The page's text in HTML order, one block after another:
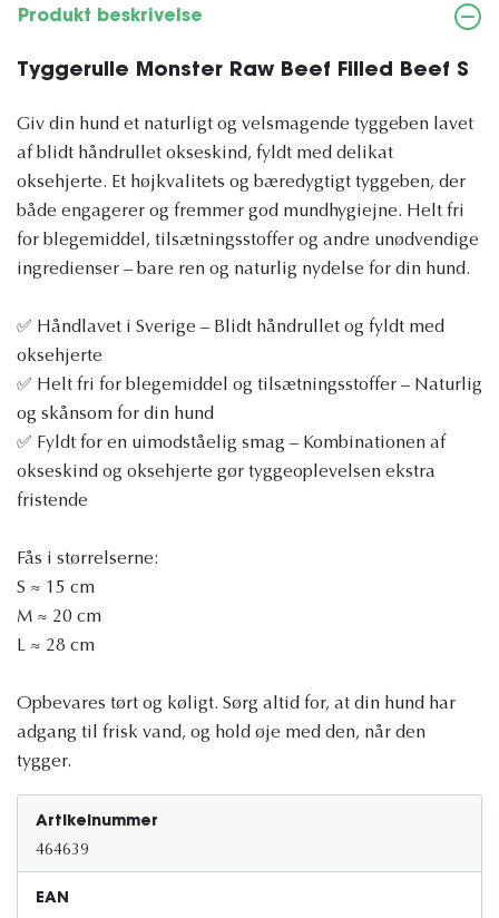
Produkt beskrivelse
Tyggerulle Monster Raw Beef Filled Beef S
Giv din hund et naturligt og velsmagende tyggeben lavet
af blidt håndrullet okseskind, fyldt med delikat
oksehjerte. Et højkvalitets og bæredygtigt tyggeben, der
både engagerer og fremmer god mundhygiejne. Helt fri
for blegemiddel, tilsætningsstoffer og andre unødvendige
ingredienser – bare ren og naturlig nydelse for din hund.
✅ Håndlavet i Sverige – Blidt håndrullet og fyldt med
oksehjerte
✅ Helt fri for blegemiddel og tilsætningsstoffer – Naturlig
og skånsom for din hund
✅ Fyldt for en uimodståelig smag – Kombinationen af ​​
okseskind og oksehjerte gør tyggeoplevelsen ekstra
fristende
Fås i størrelserne:
S ≈ 15 cm
M ≈ 20 cm
L ≈ 28 cm
Opbevares tørt og køligt. Sørg altid for, at din hund har
adgang til frisk vand, og hold øje med den, når den
tygger.
Artikelnummer
464639
EAN